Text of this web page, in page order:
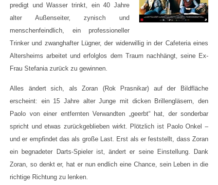
predigt und Wasser trinkt, ein 40 Jahre
alter Außenseiter, zynisch und
menschenfeindlich, ein professioneller
Trinker und zwanghafter Lügner, der widerwillig in der Cafeteria eines
Altersheims arbeitet und erfolglos dem Traum nachhängt, seine Ex-
Frau Stefania zurück zu gewinnen.
Alles ändert sich, als Zoran (Rok Prasnikar) auf der Bildfläche
erscheint: ein 15 Jahre alter Junge mit dicken Brillengläsern, den
Paolo von einer entfernten Verwandten „geerbt“ hat, der sonderbar
spricht und etwas zurückgeblieben wirkt. Plötzlich ist Paolo Onkel –
und er empfindet das als große Last. Erst als er feststellt, dass Zoran
ein begnadeter Darts-Spieler ist, ändert er seine Einstellung. Dank
Zoran, so denkt er, hat er nun endlich eine Chance, sein Leben in die
richtige Richtung zu lenken.